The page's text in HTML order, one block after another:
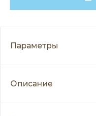
Параметры
Описание